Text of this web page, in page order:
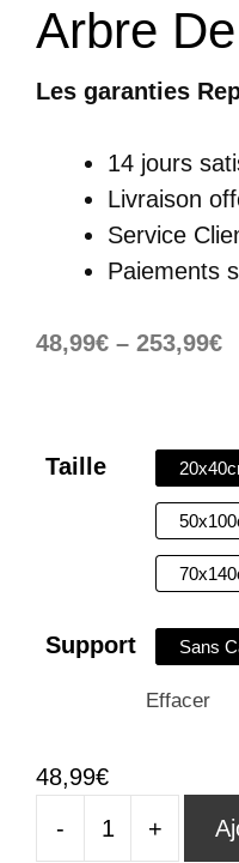
Arbre
Les garanties
14 jours
Livraison
Service
Paiements
48,99€ – 253,99€
Taille
Support Sans
Effacer
48,99€
-
+